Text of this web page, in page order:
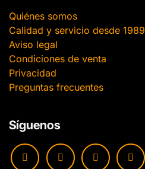
Quiénes somos
Calidad y servicio desde 1989
Aviso legal
Condiciones de venta
Privacidad
Preguntas frecuentes
Síguenos